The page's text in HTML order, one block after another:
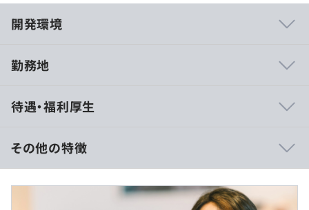
開発環境
勤務地
待遇・福利厚生
月収：35万円以上～55万円 以上
その他の特徴